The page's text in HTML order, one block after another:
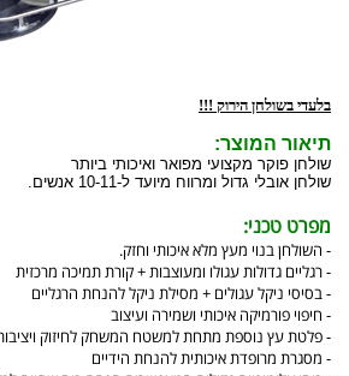
בלעדי בשולחן הירוק !!!
תיאור המוצר:
שולחן פוקר מקצועי מפואר ואיכותי ביותר
שולחן אובלי גדול ומרווח מיועד ל-10-11 אנשים.
מפרט טכני:
- השולחן בנוי מעץ מלא איכותי וחזק.
- רגליים גדולות עגולו ומעוצבות + קורת תמיכה מרכזית
- בסיסי ניקל עגולים + מסילת ניקל להנחת הרגליים
- חיפוי פורמיקה איכותי ושמירה ועיצוב
- פלטת עץ נוספת מתחת למשטח המשחק לחיזוק
- מסגרת מרופדת איכותית להנחת הידיים